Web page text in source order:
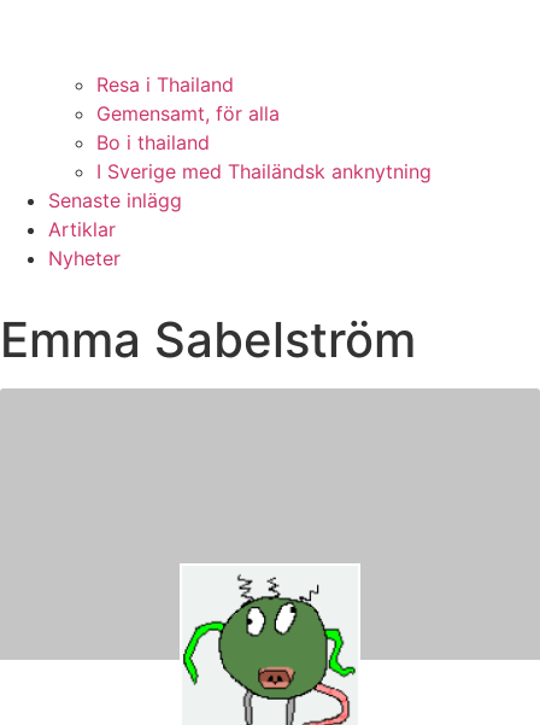
Resa i Thailand
Gemensamt, för alla
Bo i thailand
I Sverige med Thailändsk anknytning
Senaste inlägg
Artiklar
Nyheter
Emma Sabelström